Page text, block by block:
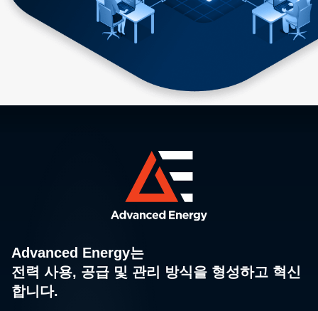
Advanced Energy는
전력 사용, 공급 및 관리 방식을 형성하고 혁신
합니다.